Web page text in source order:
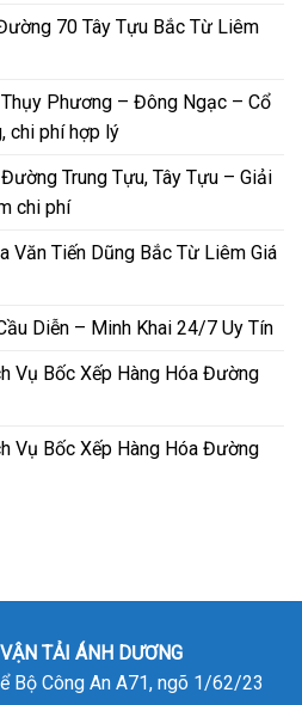
70 Tây Tựu Bắc Từ Liêm
Phương – Đông Ngạc – Cổ
chi phí hợp lý
Trung Tựu, Tây Tựu – Giải
chi phí
Văn Tiến Dũng Bắc Từ Liêm Giá
Diễn – Minh Khai 24/7 Uy Tín
Vụ Bốc Xếp Hàng Hóa Đường
Vụ Bốc Xếp Hàng Hóa Đường
TẢI ÁNH DƯƠNG
Bộ Công An A71, ngõ 1/62/23